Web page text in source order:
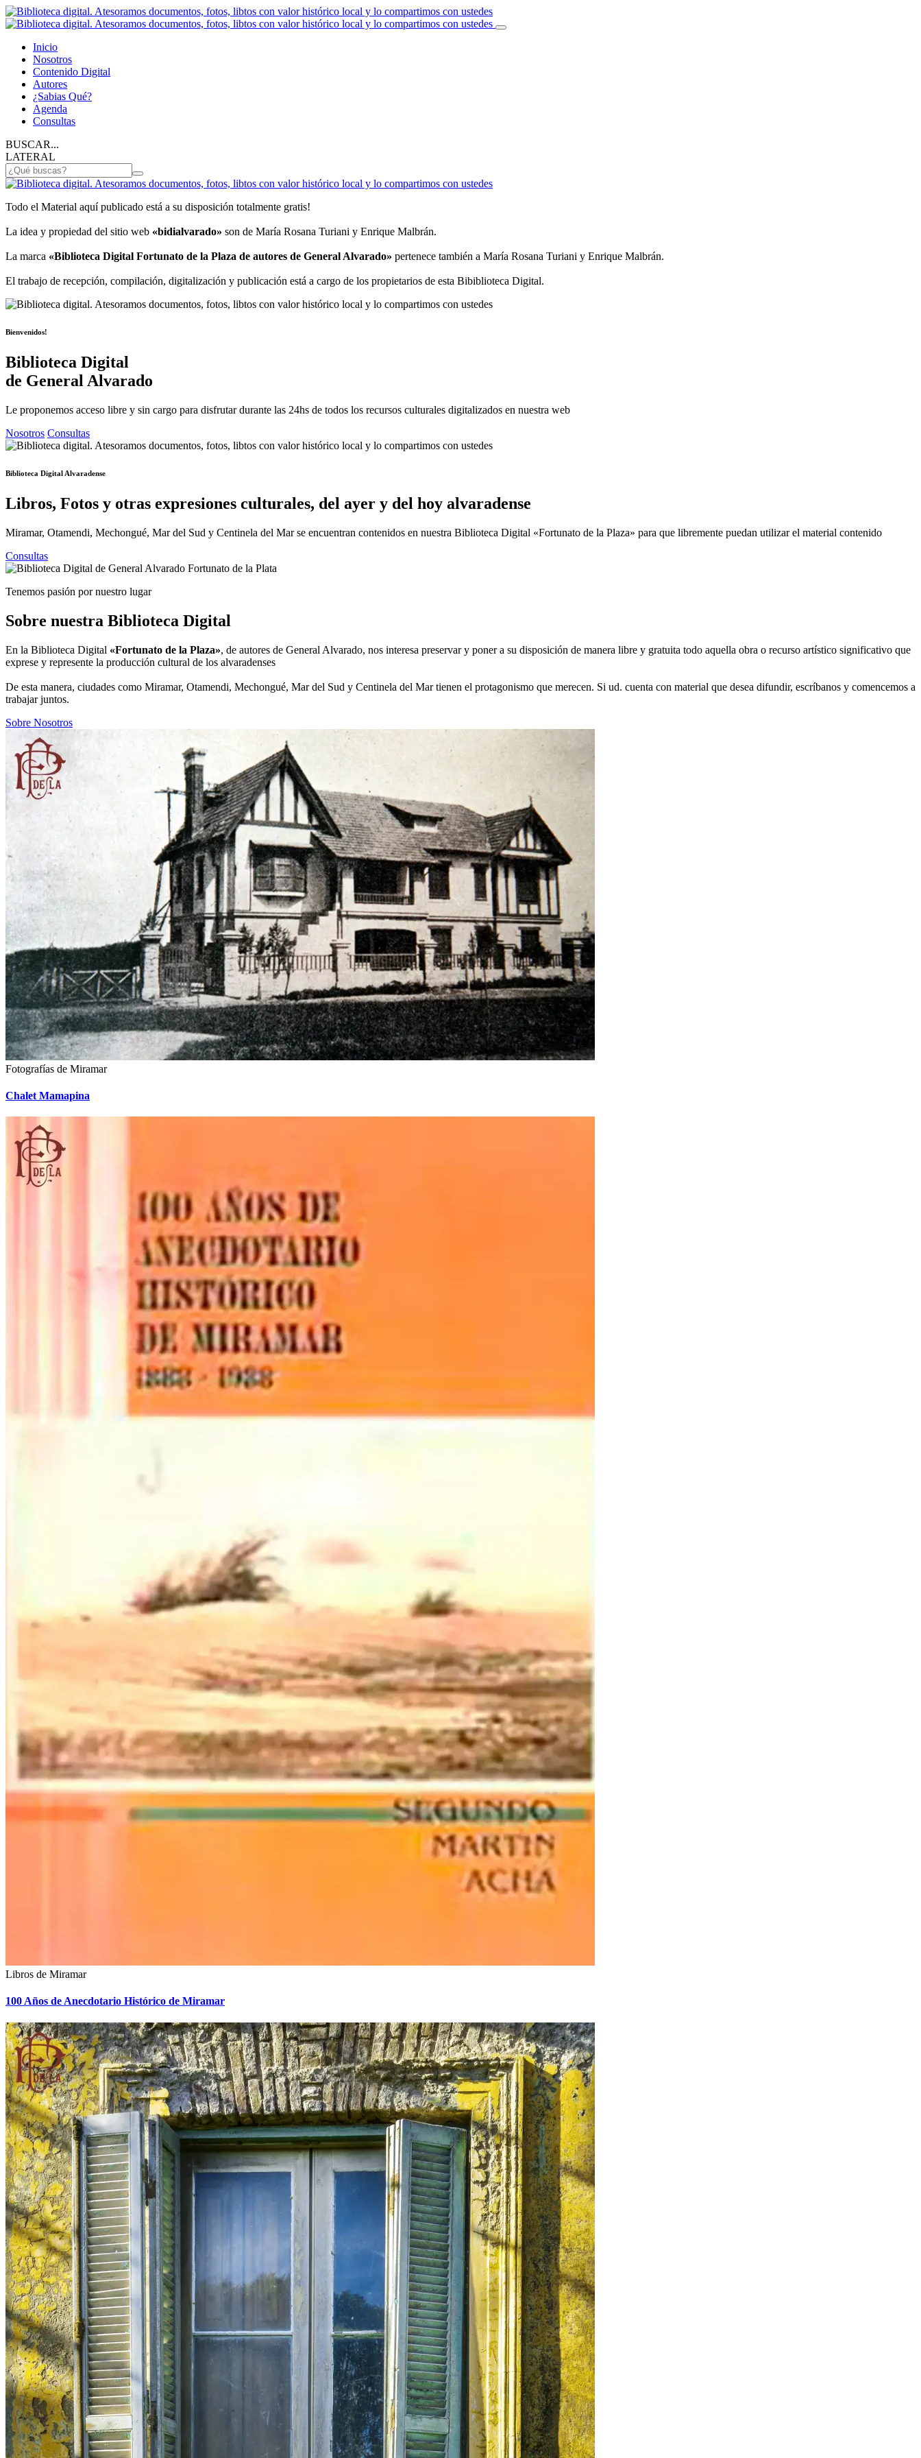
Inicio
Nosotros
Contenido Digital
Autores
¿Sabias Qué?
Agenda
Consultas
BUSCAR...
LATERAL
Todo el Material aquí publicado está a su disposición totalmente gratis!
La idea y propiedad del sitio web «bidialvarado» son de María Rosana Turiani y Enrique Malbrán.
La marca «Biblioteca Digital Fortunato de la Plaza de autores de General Alvarado» pertenece también a María Rosana Turiani y Enrique Malbrán.
El trabajo de recepción, compilación, digitalización y publicación está a cargo de los propietarios de esta Bibiblioteca Digital.
Bienvenidos!
Biblioteca Digital
de General Alvarado
Le proponemos acceso libre y sin cargo para disfrutar durante las 24hs de todos los recursos culturales digitalizados en nuestra web
Nosotros Consultas
Biblioteca Digital Alvaradense
Libros, Fotos y otras expresiones culturales, del ayer y del hoy alvaradense
Miramar, Otamendi, Mechongué, Mar del Sud y Centinela del Mar se encuentran contenidos en nuestra Biblioteca Digital «Fortunato de la Plaza» para que libremente puedan utilizar el material contenido
Consultas
Tenemos pasión por nuestro lugar
Sobre nuestra Biblioteca Digital
En la Biblioteca Digital «Fortunato de la Plaza», de autores de General Alvarado, nos interesa preservar y poner a su disposición de manera libre y gratuita todo aquella obra o recurso artístico significativo que
exprese y represente la producción cultural de los alvaradenses
De esta manera, ciudades como Miramar, Otamendi, Mechongué, Mar del Sud y Centinela del Mar tienen el protagonismo que merecen. Si ud. cuenta con material que desea difundir, escríbanos y comencemos a
trabajar juntos.
Sobre Nosotros
Fotografías de Miramar
Chalet Mamapina
Libros de Miramar
100 Años de Anecdotario Histórico de Miramar